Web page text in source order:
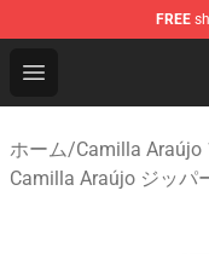
FREE
Open menu
Camilla Araújo
ホーム/Camilla Araújo
Camilla Araújo ジッパ